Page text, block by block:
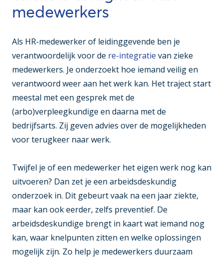
medewerkers
Als HR-medewerker of leidinggevende ben je
verantwoordelijk voor de re-integratie van zieke
medewerkers. Je onderzoekt hoe iemand veilig en
verantwoord weer aan het werk kan. Het traject start
meestal met een gesprek met de
(arbo)verpleegkundige en daarna met de
bedrijfsarts. Zij geven advies over de mogelijkheden
voor terugkeer naar werk.
Twijfel je of een medewerker het eigen werk nog kan
uitvoeren? Dan zet je een arbeidsdeskundig
onderzoek in. Dit gebeurt vaak na een jaar ziekte,
maar kan ook eerder, zelfs preventief. De
arbeidsdeskundige brengt in kaart wat iemand nog
kan, waar knelpunten zitten en welke oplossingen
mogelijk zijn. Zo help je medewerkers duurzaam